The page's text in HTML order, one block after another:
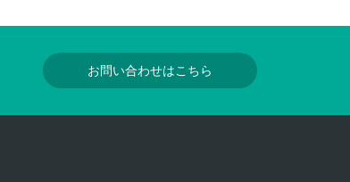
お問い合わせはこちら